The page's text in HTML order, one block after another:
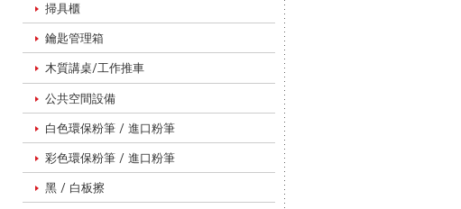
掃具櫃
鑰匙管理箱
木質講桌/工作推車
公共空間設備
白色環保粉筆 / 進口粉筆
彩色環保粉筆 / 進口粉筆
黑 / 白板擦